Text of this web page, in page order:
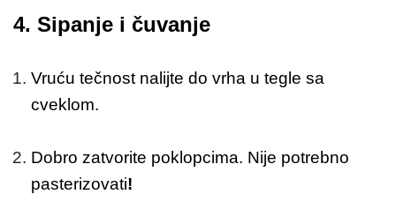
4. Sipanje i čuvanje
Vruću tečnost nalijte do vrha u tegle sa
cveklom.
Dobro zatvorite poklopcima. Nije potrebno
pasterizovati!